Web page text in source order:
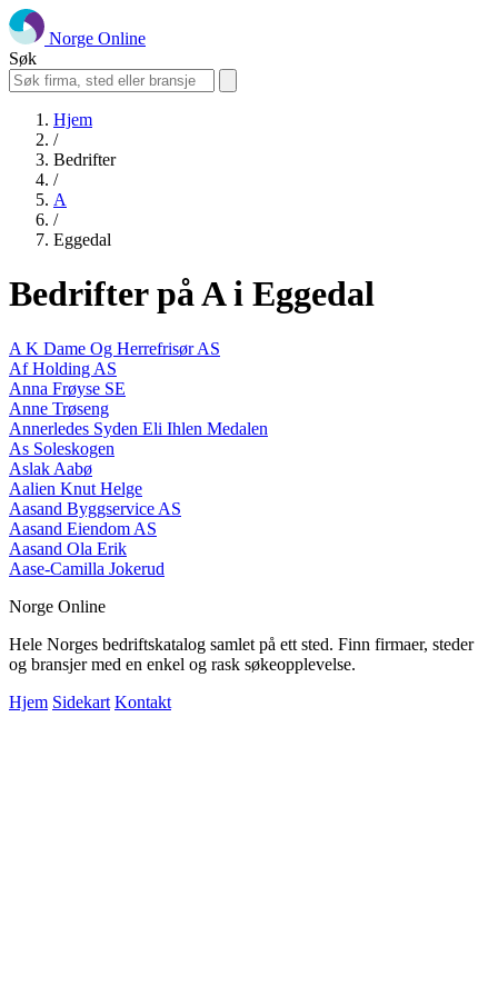
Norge Online
Søk
Hjem
/
Bedrifter
/
A
/
Eggedal
Bedrifter på A i Eggedal
A K Dame Og Herrefrisør AS
Af Holding AS
Anna Frøyse SE
Anne Trøseng
Annerledes Syden Eli Ihlen Medalen
As Soleskogen
Aslak Aabø
Aalien Knut Helge
Aasand Byggservice AS
Aasand Eiendom AS
Aasand Ola Erik
Aase-Camilla Jokerud
Norge Online
Hele Norges bedriftskatalog samlet på ett sted. Finn firmaer, steder
og bransjer med en enkel og rask søkeopplevelse.
Hjem Sidekart Kontakt